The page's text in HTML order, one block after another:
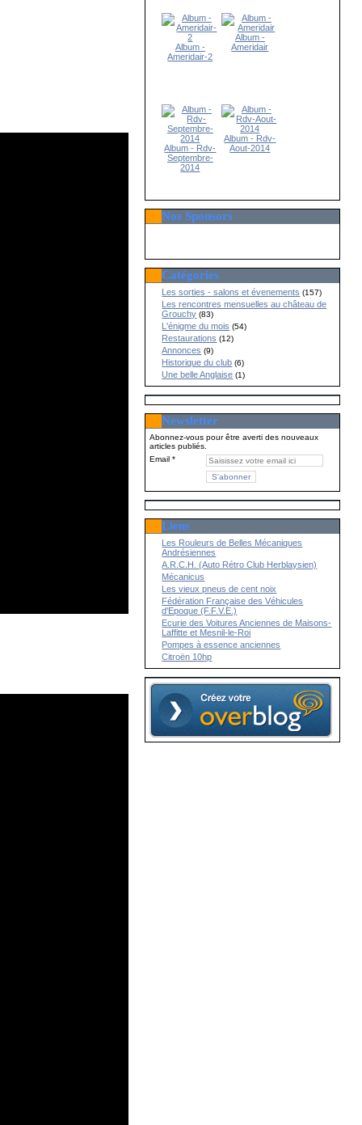
Album -
Ameridair-2
Album -
Ameridair
Album - Rdv-
Septembre-
2014
Album - Rdv-
Aout-2014
Nos Sponsors
Catégories
Les sorties - salons et évenements (157)
Les rencontres mensuelles au château de
Grouchy (83)
L'énigme du mois (54)
Restaurations (12)
Annonces (9)
Historique du club (6)
Une belle Anglaise (1)
Newsletter
Abonnez-vous pour être averti des nouveaux
articles publiés.
Email
Liens
Les Rouleurs de Belles Mécaniques
Andrésiennes
A.R.C.H. (Auto Rétro Club Herblaysien)
Mécanicus
Les vieux pneus de cent noix
Fédération Française des Véhicules
d'Epoque (F.F.V.E.)
Ecurie des Voitures Anciennes de Maisons-
Laffitte et Mesnil-le-Roi
Pompes à essence anciennes
Citroën 10hp